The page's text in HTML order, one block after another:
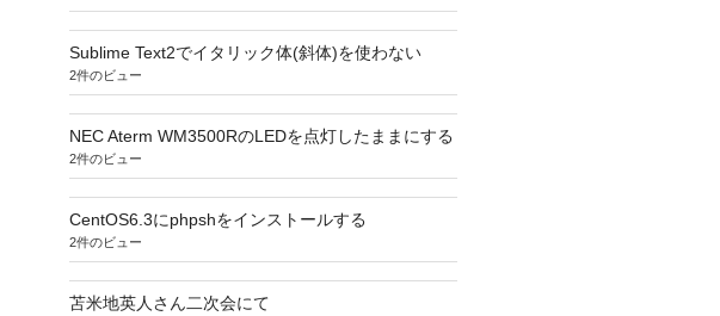
Sublime Text2でイタリック体(斜体)を使わない
2件のビュー
NEC Aterm WM3500RのLEDを点灯したままにする
2件のビュー
CentOS6.3にphpshをインストールする
2件のビュー
苫米地英人さん二次会にて